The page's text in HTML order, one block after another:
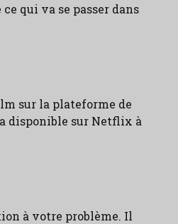
qui va se passer dans
sur la plateforme de
disponible sur Netflix à
à votre problème. Il